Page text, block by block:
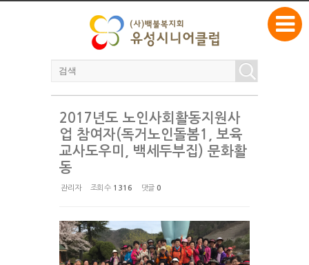
2017년도 노인사회활동지원사
업 참여자(독거노인돌봄1, 보육
교사도우미, 백세두부집) 문화활
동
관리자 조회 수 1316 댓글 0
Sketchbook5, 스케치북5
Sketchbook5, 스케치북5